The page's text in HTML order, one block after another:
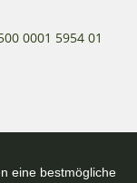
eine bestmögliche
0001 5954 01